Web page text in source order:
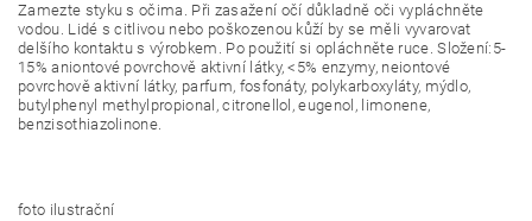
Zamezte styku s očima. Při zasažení očí důkladně oči vypláchněte
vodou. Lidé s citlivou nebo poškozenou kůží by se měli vyvarovat
delšího kontaktu s výrobkem. Po použití si opláchněte ruce. Složení:5-
15% aniontové povrchově aktivní látky, <5% enzymy, neiontové
povrchově aktivní látky, parfum, fosfonáty, polykarboxyláty, mýdlo,
butylphenyl methylpropional, citronellol, eugenol, limonene,
benzisothiazolinone.
foto ilustrační